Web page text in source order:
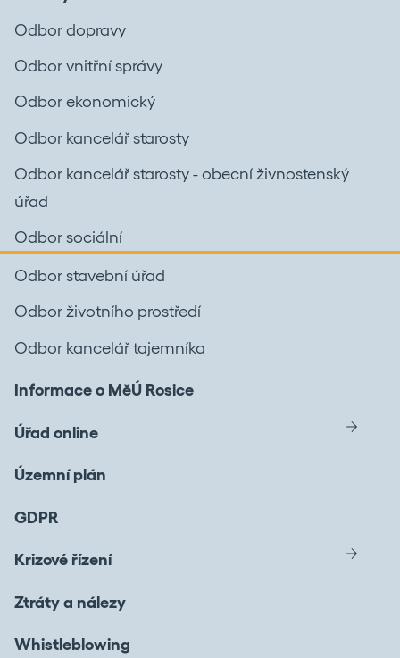
Odbor dopravy
Odbor vnitřní správy
Odbor ekonomický
Odbor kancelář starosty
Odbor kancelář starosty - obecní živnostenský
úřad
Odbor sociální
Odbor stavební úřad
Odbor životního prostředí
Odbor kancelář tajemníka
Informace o MěÚ Rosice
Úřad online
Územní plán
GDPR
Krizové řízení
Ztráty a nálezy
Whistleblowing